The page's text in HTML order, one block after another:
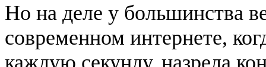
Но на деле у большинства
современном интернете,
каждую секунду, назрела